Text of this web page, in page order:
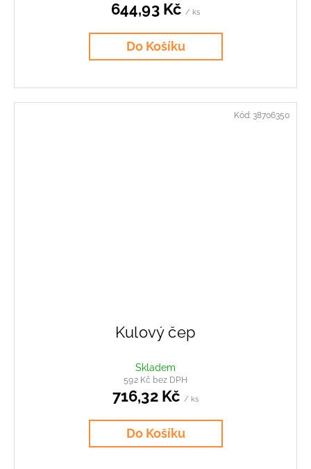
644,93 Kč / ks
Do Košíku
Kulový čep
Skladem
592 Kč bez DPH
716,32 Kč / ks
Do Košíku
Kód: 38706350